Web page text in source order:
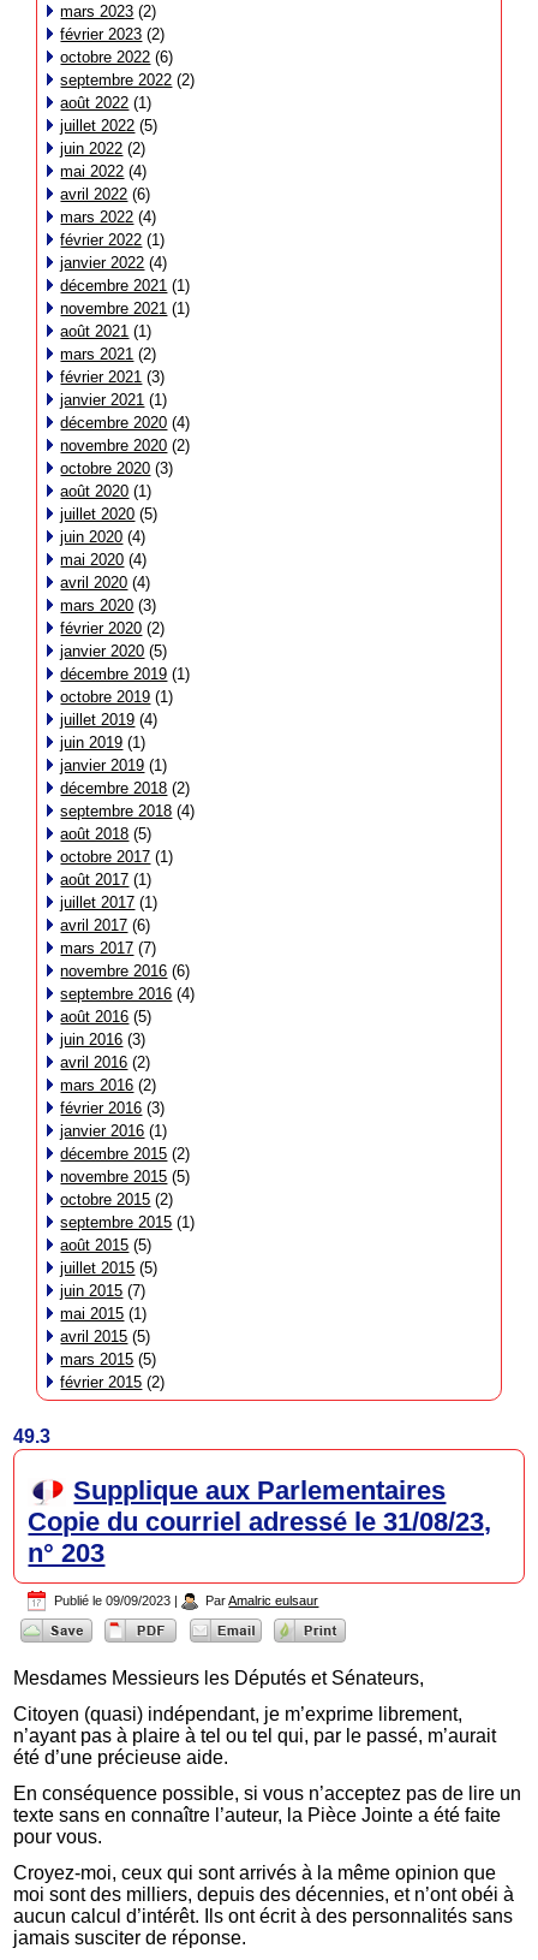
mars 2023 (2)
février 2023 (2)
octobre 2022 (6)
septembre 2022 (2)
août 2022 (1)
juillet 2022 (5)
juin 2022 (2)
mai 2022 (4)
avril 2022 (6)
mars 2022 (4)
février 2022 (1)
janvier 2022 (4)
décembre 2021 (1)
novembre 2021 (1)
août 2021 (1)
mars 2021 (2)
février 2021 (3)
janvier 2021 (1)
décembre 2020 (4)
novembre 2020 (2)
octobre 2020 (3)
août 2020 (1)
juillet 2020 (5)
juin 2020 (4)
mai 2020 (4)
avril 2020 (4)
mars 2020 (3)
février 2020 (2)
janvier 2020 (5)
décembre 2019 (1)
octobre 2019 (1)
juillet 2019 (4)
juin 2019 (1)
janvier 2019 (1)
décembre 2018 (2)
septembre 2018 (4)
août 2018 (5)
octobre 2017 (1)
août 2017 (1)
juillet 2017 (1)
avril 2017 (6)
mars 2017 (7)
novembre 2016 (6)
septembre 2016 (4)
août 2016 (5)
juin 2016 (3)
avril 2016 (2)
mars 2016 (2)
février 2016 (3)
janvier 2016 (1)
décembre 2015 (2)
novembre 2015 (5)
octobre 2015 (2)
septembre 2015 (1)
août 2015 (5)
juillet 2015 (5)
juin 2015 (7)
mai 2015 (1)
avril 2015 (5)
mars 2015 (5)
février 2015 (2)
49.3
Supplique aux Parlementaires
Copie du courriel adressé le 31/08/23,
n° 203
Publié le 09/09/2023 | Par Amalric eulsaur
Mesdames Messieurs les Députés et Sénateurs,
Citoyen (quasi) indépendant, je m’exprime librement,
n’ayant pas à plaire à tel ou tel qui, par le passé, m’aurait
été d’une précieuse aide.
En conséquence possible, si vous n’acceptez pas de lire un
texte sans en connaître l’auteur, la Pièce Jointe a été faite
pour vous.
Croyez-moi, ceux qui sont arrivés à la même opinion que
moi sont des milliers, depuis des décennies, et n’ont obéi à
aucun calcul d’intérêt. Ils ont écrit à des personnalités sans
jamais susciter de réponse.